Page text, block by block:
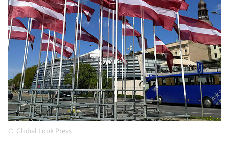
Global Look Press